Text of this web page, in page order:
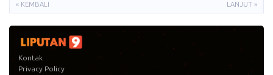
« KEMBALI LANJUT »
Kontak
Privacy Policy